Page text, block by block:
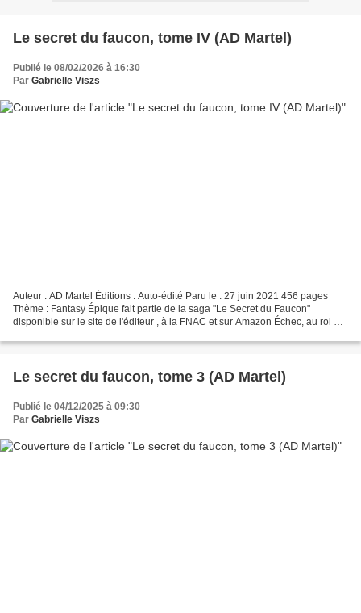
Le secret du faucon, tome IV (AD Martel)
Publié le 08/02/2026 à 16:30
Par Gabrielle Viszs
Auteur : AD Martel Éditions : Auto-édité Paru le : 27 juin 2021 456 pages
Thème : Fantasy Épique fait partie de la saga "Le Secret du Faucon"
disponible sur le site de l'éditeur , à la FNAC et sur Amazon Échec, au roi ?
Le secret du faucon, tome 3 (AD Martel)
Publié le 04/12/2025 à 09:30
Par Gabrielle Viszs